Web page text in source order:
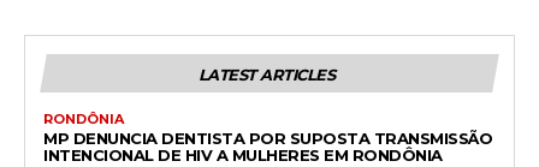
LATEST ARTICLES
RONDÔNIA
MP DENUNCIA DENTISTA POR SUPOSTA TRANSMISSÃO
INTENCIONAL DE HIV A MULHERES EM RONDÔNIA